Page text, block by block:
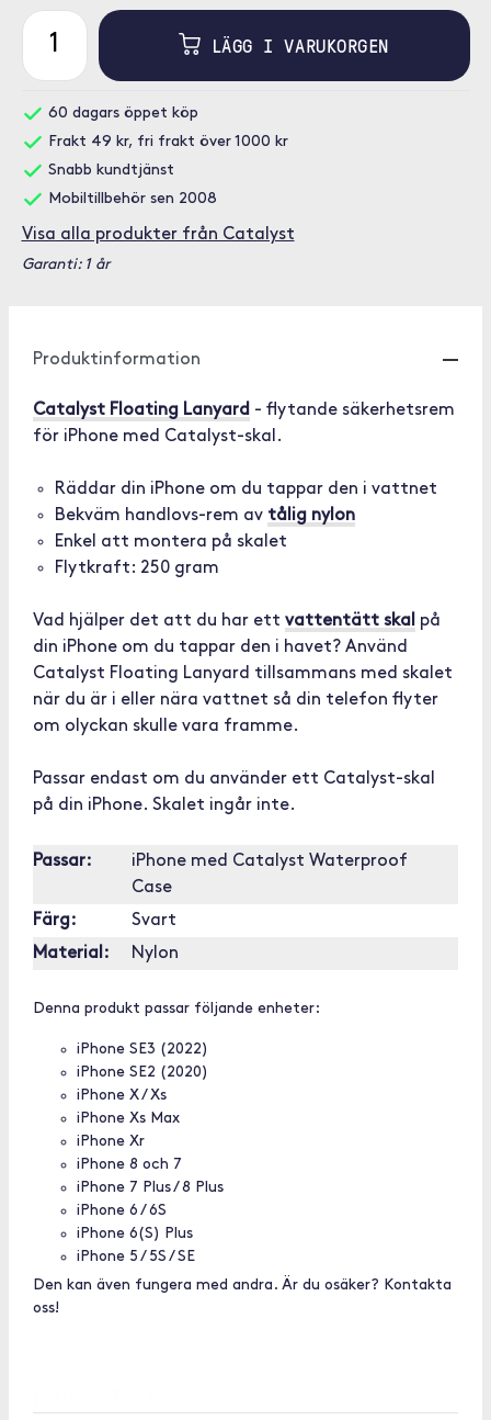
LÄGG I VARUKORGEN
60 dagars öppet köp
Frakt 49 kr, fri frakt över 1000 kr
Snabb kundtjänst
Mobiltillbehör sen 2008
Visa alla produkter från Catalyst
Garanti: 1 år
Produktinformation
Catalyst Floating Lanyard - flytande säkerhetsrem
för iPhone med Catalyst-skal.
Räddar din iPhone om du tappar den i vattnet
Bekväm handlovs-rem av tålig nylon
Enkel att montera på skalet
Flytkraft: 250 gram
Vad hjälper det att du har ett vattentätt skal på
din iPhone om du tappar den i havet? Använd
Catalyst Floating Lanyard tillsammans med skalet
när du är i eller nära vattnet så din telefon flyter
om olyckan skulle vara framme.
Passar endast om du använder ett Catalyst-skal
på din iPhone. Skalet ingår inte.
Passar:
iPhone med Catalyst Waterproof
Case
Färg:
Svart
Material:
Nylon
Denna produkt passar följande enheter:
iPhone SE3 (2022)
iPhone SE2 (2020)
iPhone X / Xs
iPhone Xs Max
iPhone Xr
iPhone 8 och 7
iPhone 7 Plus / 8 Plus
iPhone 6 / 6S
iPhone 6(S) Plus
iPhone 5 / 5S / SE
Den kan även fungera med andra. Är du osäker? Kontakta
oss!